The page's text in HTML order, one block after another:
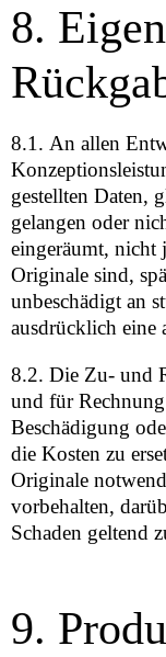
8.
8.1. An allen
gestellten Daten,
gelangen oder
eingeräumt, nicht
Originale sind,
unbeschädigt an
ausdrücklich eine
8.2. Die Zu- und
und für
Beschädigung
die Kosten zu
Originale
vorbehalten,
Schaden geltend
9.